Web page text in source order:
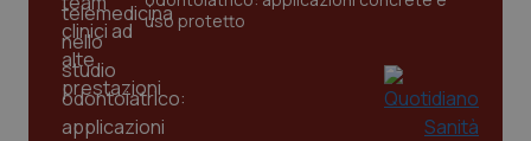
uso protetto